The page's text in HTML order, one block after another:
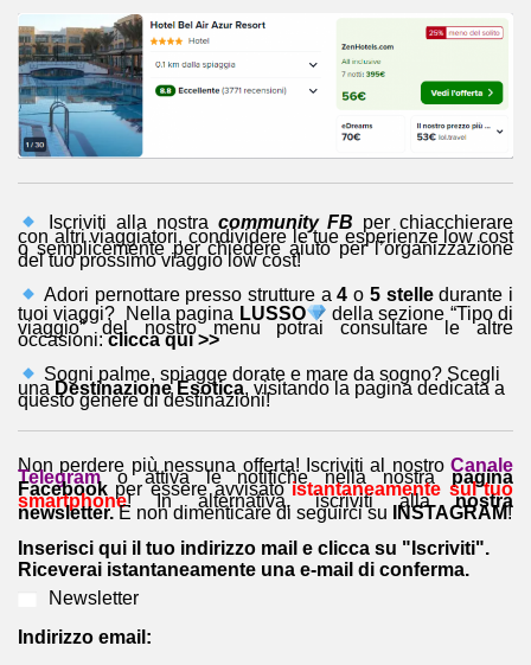
Iscriviti alla nostra community FB per chiacchierare
con altri viaggiatori, condividere le tue esperienze low cost
o semplicemente per chiedere aiuto per l’organizzazione
del tuo prossimo viaggio low cost!
Adori pernottare presso strutture a4 o 5 stelledurante i
tuoi viaggi? Nella pagina LUSSO della sezione “Tipo di
viaggio” del nostro menu potrai consultare le altre
occasioni:clicca qui >>
Sogni palme, spiagge dorate e mare da sogno? Scegli
una Destinazione Esotica, visitando la pagina dedicata a
questo genere di destinazioni!
Non perdere più nessuna offerta! Iscriviti al nostro Canale
Telegramo attiva le notifiche nella nostrapagina
Facebook per essere avvisatoistantaneamente sul tuo
smartphone! In alternativa, iscriviti allanostra
newsletter.E non dimenticare di seguirci su INSTAGRAM!
Inserisci qui il tuo indirizzo mail e clicca su "Iscriviti".
Riceverai istantaneamente una e-mail di conferma.
Newsletter
Indirizzo email: